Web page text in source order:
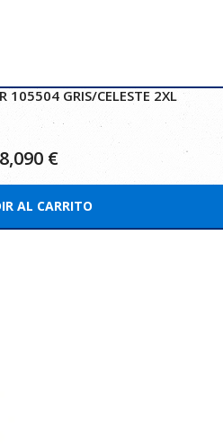
105504 GRIS/CELESTE 2XL
8,090 €
AL CARRITO